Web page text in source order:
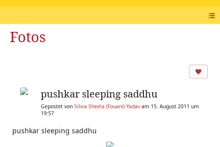
Fotos
pushkar sleeping saddhu
Gepostet von Silvia Sheela (Fouani) Yadavam 15. August 2011 um
19:57
pushkar sleeping saddhu